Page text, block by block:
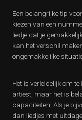
Een belangrijke tip
kiezen van een
liedje dat je
kan het verschil
ongemakkelijke
Het is verleidelijk om
artiest, maar het is
capaciteiten. Als je
dan liedjes met